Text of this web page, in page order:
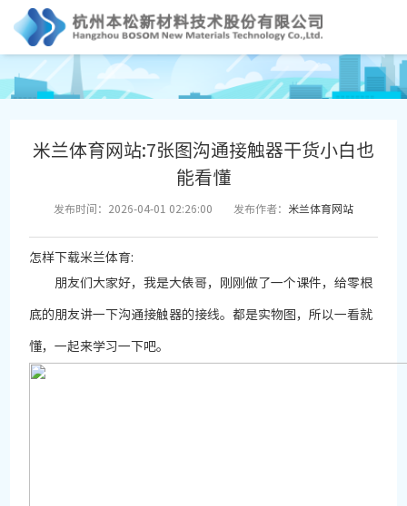
米兰体育网站:7张图沟通接触器干货小白也
能看懂
发布时间：2026-04-01 02:26:00 发布作者： 米兰体育网站
怎样下载米兰体育:
朋友们大家好，我是大俵哥，刚刚做了一个课件，给零根
底的朋友讲一下沟通接触器的接线。都是实物图，所以一看就
懂，一起来学习一下吧。